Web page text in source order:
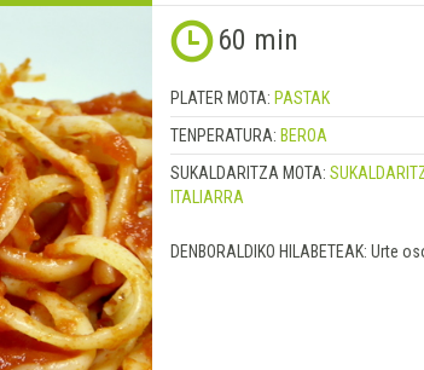
60 min
PLATER MOTA: PASTAK
TENPERATURA: BEROA
SUKALDARITZA MOTA:
ITALIARRA
DENBORALDIKO HILABETEAK: Urte